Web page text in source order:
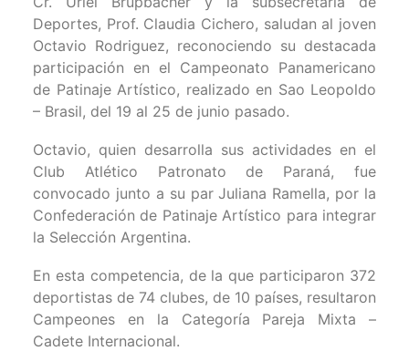
Deportes, Prof. Claudia Cichero, saludan al joven
Octavio Rodriguez, reconociendo su destacada
participación en el Campeonato Panamericano
de Patinaje Artístico, realizado en Sao Leopoldo
– Brasil, del 19 al 25 de junio pasado.
Octavio, quien desarrolla sus actividades en el
Club Atlético Patronato de Paraná, fue
convocado junto a su par Juliana Ramella, por la
Confederación de Patinaje Artístico para integrar
la Selección Argentina.
En esta competencia, de la que participaron 372
deportistas de 74 clubes, de 10 países, resultaron
Campeones en la Categoría Pareja Mixta –
Cadete Internacional.